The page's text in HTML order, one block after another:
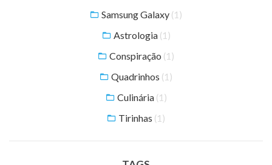
Samsung Galaxy (1)
Astrologia (1)
Conspiração (1)
Quadrinhos (1)
Culinária (1)
Tirinhas (1)